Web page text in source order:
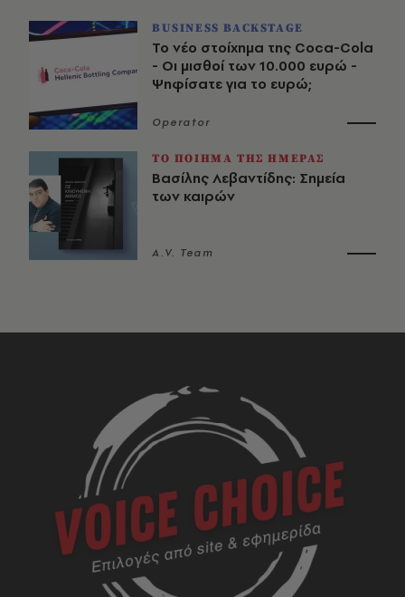
BUSINESS BACKSTAGE
Το νέο στοίχημα της Coca-Cola
- Οι μισθοί των 10.000 ευρώ -
Ψηφίσατε για το ευρώ;
Operator
ΤΟ ΠΟΙΗΜΑ ΤΗΣ ΗΜΕΡΑΣ
Βασίλης Λεβαντίδης: Σημεία
των καιρών
A.V. Team